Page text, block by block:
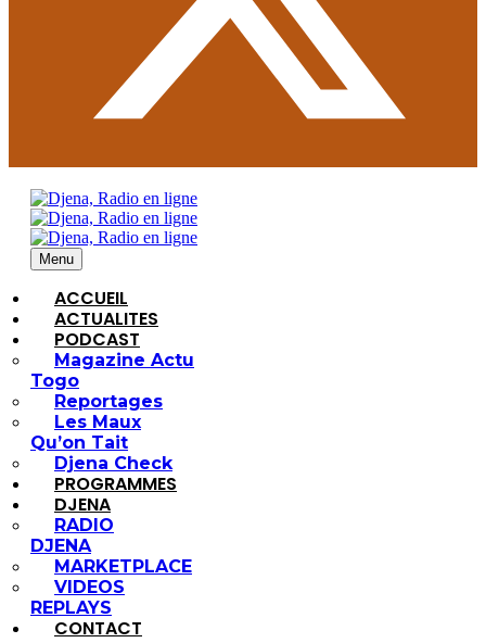
Menu
ACCUEIL
ACTUALITES
PODCAST
Magazine Actu
Togo
Reportages
Les Maux
Qu’on Tait
Djena Check
PROGRAMMES
DJENA
RADIO
DJENA
MARKETPLACE
VIDEOS
REPLAYS
CONTACT